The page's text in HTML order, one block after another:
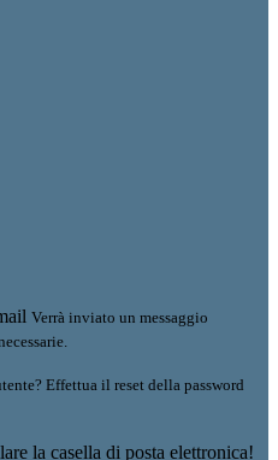
Verrà inviato un messaggio
Effettua il reset della password
la casella di posta elettronica!